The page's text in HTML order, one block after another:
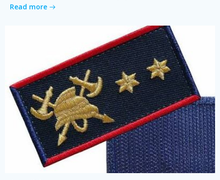
Read more